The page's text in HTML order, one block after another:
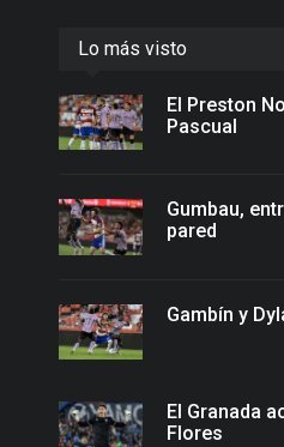
Lo más visto
El Preston
Pascual
Gumbau,
pared
Gambín y
El Granada
Flores